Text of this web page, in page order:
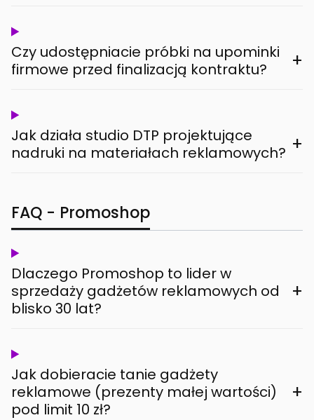
Czy udostępniacie próbki na upominki
firmowe przed finalizacją kontraktu?
+
Jak działa studio DTP projektujące
nadruki na materiałach reklamowych? +
FAQ - Promoshop
Dlaczego Promoshop to lider w
sprzedaży gadżetów reklamowych od
blisko 30 lat?
+
Jak dobieracie tanie gadżety
reklamowe (prezenty małej wartości)
pod limit 10 zł?
+